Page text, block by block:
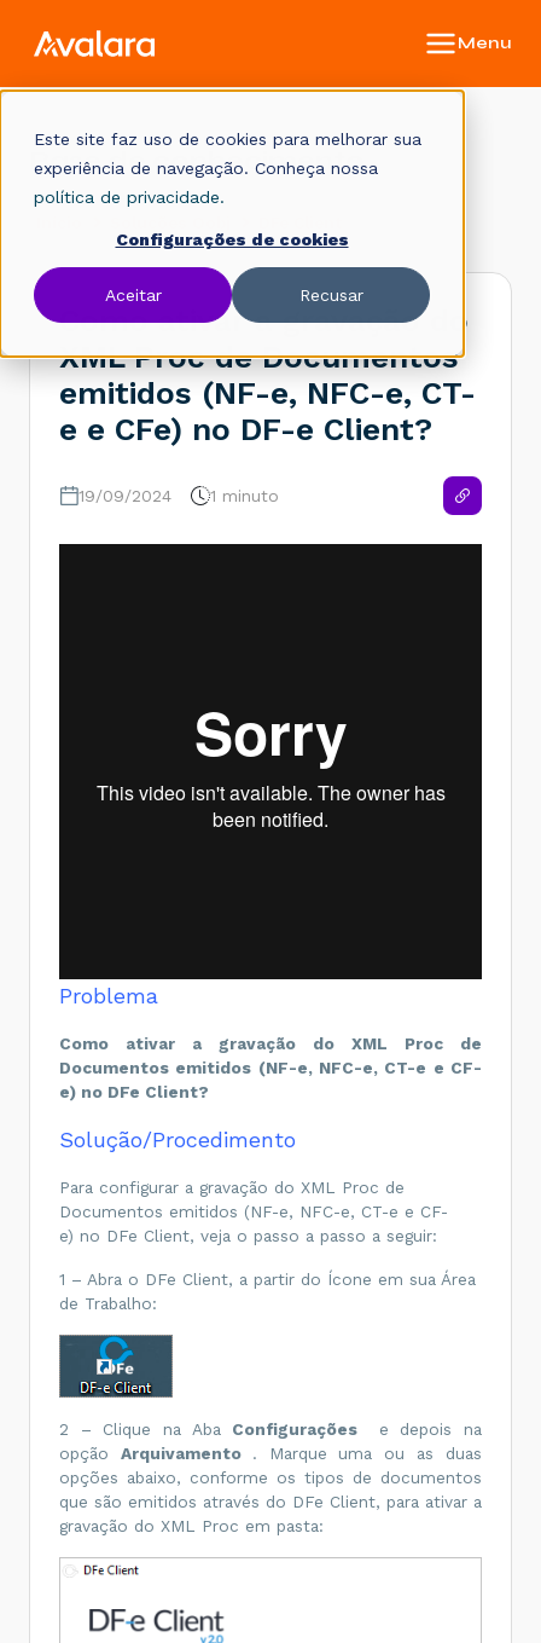
Este site faz uso de cookies para melhorar sua
experiência de navegação. Conheça nossa
política de privacidade.
Configurações de cookies
Aceitar Recusar
Base de conhecimento
Como ativar a gravação do
XML Proc de Documentos
emitidos (NF-e, NFC-e, CT-
e e CFe) no DF-e Client?
19/09/2024 1 minuto
Problema
Como ativar a gravação do XML Proc de
Documentos emitidos (NF-e, NFC-e, CT-e e CF-
e) no DFe Client?
Solução/Procedimento
Para configurar a gravação do XML Proc de
Documentos emitidos (NF-e, NFC-e, CT-e e CF-
e) no DFe Client, veja o passo a passo a seguir:
1 – Abra o DFe Client, a partir do Ícone em sua Área
de Trabalho:
2 – Clique na Aba Configurações e depois na
opção Arquivamento . Marque uma ou as duas
opções abaixo, conforme os tipos de documentos
que são emitidos através do DFe Client, para ativar a
gravação do XML Proc em pasta: